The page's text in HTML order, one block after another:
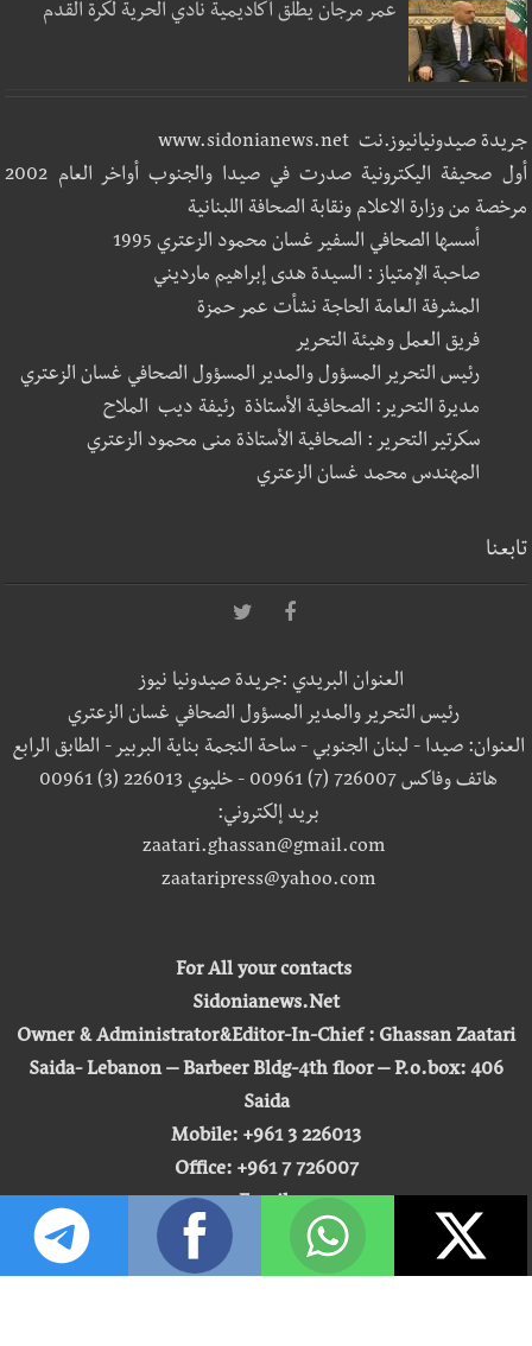
عمر مرجان يطلق أكاديمية نادي الحرية لكرة القدم
جريدة صيدونيانيوز.نت www.sidonianews.net
أول صحيفة اليكترونية صدرت في صيدا والجنوب أواخر العام 2002
مرخصة من وزارة الاعلام ونقابة الصحافة اللبنانية
أسسها الصحافي السفير غسان محمود الزعتري 1995
صاحبة الإمتياز : السيدة هدى إبراهيم مارديني
المشرفة العامة الحاجة نشأت عمر حمزة
فريق العمل وهيئة التحرير
رئيس التحرير المسؤول والمدير المسؤول الصحافي غسان الزعتري
مديرة التحرير: الصحافية الأستاذة رئيفة ديب الملاح
سكرتير التحرير : الصحافية الأستاذة منى محمود الزعتري
المهندس محمد غسان الزعتري
تابعنا
العنوان البريدي :جريدة صيدونيا نيوز
رئيس التحرير والمدير المسؤول الصحافي غسان الزعتري
العنوان: صيدا - لبنان الجنوبي - ساحة النجمة بناية البربير - الطابق الرابع
هاتف وفاكس 726007 (7) 00961 - خليوي 226013 (3) 00961
بريد إلكتروني:
zaatari.ghassan@gmail.com
zaataripress@yahoo.com
For All your contacts
Sidonianews.Net
Owner & Administrator&Editor-In-Chief : Ghassan Zaatari
Saida- Lebanon – Barbeer Bldg-4th floor – P.o.box: 406
Saida
Mobile: +961 3 226013
Office: +961 7 726007
zaatari.ghassan@gmail.com
zaataripress@yahoo.com